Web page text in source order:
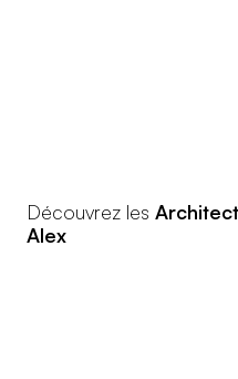
Découvrez les
Alex